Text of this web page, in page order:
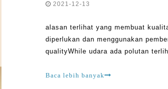
2021-12-13
alasan terlihat yang membuat
diperlukan dan menggunakan
qualityWhile udara ada polutan
bagaimana intens atau ringan po
Baca lebih banyak